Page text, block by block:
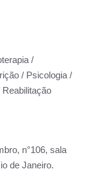
/
/ Psicologia /
n°106, sala
de Janeiro.